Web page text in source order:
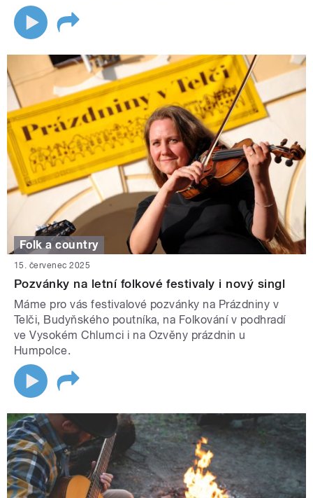
Folk a country
15. červenec 2025
Pozvánky na letní folkové festivaly i nový singl
Máme pro vás festivalové pozvánky na Prázdniny v
Telči, Budyňského poutníka, na Folkování v podhradí
ve Vysokém Chlumci i na Ozvěny prázdnin u
Humpolce.